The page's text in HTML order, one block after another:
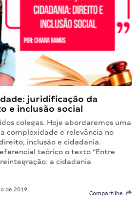
juridificação da
e inclusão social
colegas. Hoje abordaremos uma
complexidade e relevância no
inclusão e cidadania.
teórico o texto “Entre
a cidadania
de 2019
Compartilhe